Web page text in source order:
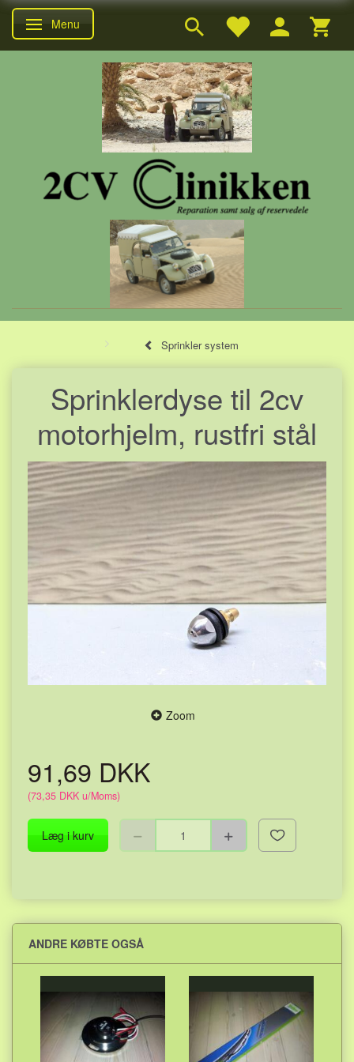
Skifte navigation
Menu
Sprinkler system
Sprinklerdyse til 2cv
motorhjelm, rustfri stål
Zoom
91,69 DKK
(73,35 DKK u/Moms)
Læg i kurv
ANDRE KØBTE OGSÅ